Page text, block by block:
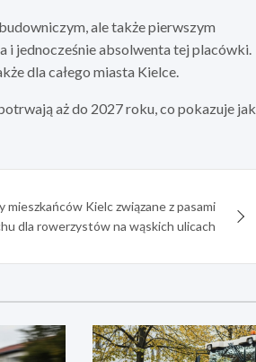
ale także pierwszym
i jednocześnie absolwenta tej placówki.
dla całego miasta Kielce.
aż do 2027 roku, co pokazuje jak
mieszkańców Kielc związane z pasami
dla rowerzystów na wąskich ulicach